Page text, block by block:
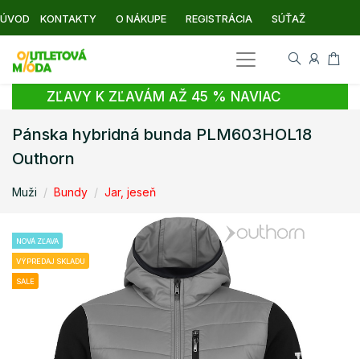
ÚVOD KONTAKTY O NÁKUPE REGISTRÁCIA SÚŤAŽ
ZĽAVY K ZĽAVÁM AŽ 45 % NAVIAC
Pánska hybridná bunda PLM603HOL18
Outhorn
Muži Bundy Jar, jeseň
NOVÁ ZĽAVA
VÝPREDAJ SKLADU
SALE